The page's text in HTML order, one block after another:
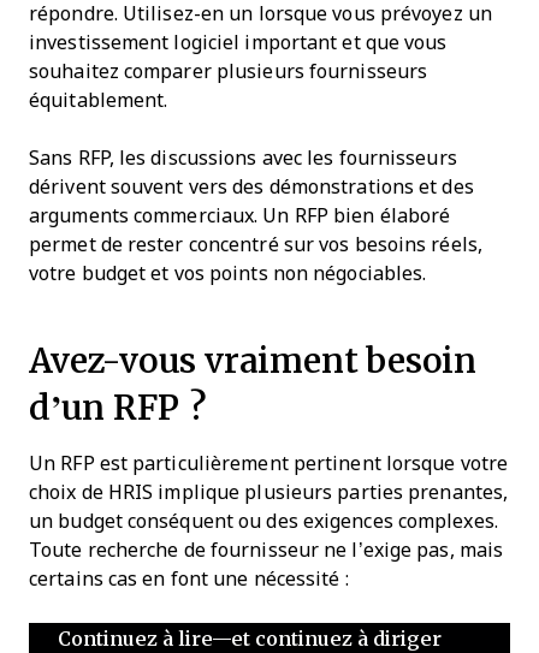
répondre. Utilisez-en un lorsque vous prévoyez un
investissement logiciel important et que vous
souhaitez comparer plusieurs fournisseurs
équitablement.
Sans RFP, les discussions avec les fournisseurs
dérivent souvent vers des démonstrations et des
arguments commerciaux. Un RFP bien élaboré
permet de rester concentré sur vos besoins réels,
votre budget et vos points non négociables.
Avez-vous vraiment besoin
d’un RFP ?
Un RFP est particulièrement pertinent lorsque votre
choix de HRIS implique plusieurs parties prenantes,
un budget conséquent ou des exigences complexes.
Toute recherche de fournisseur ne l’exige pas, mais
certains cas en font une nécessité :
Continuez à lire—et continuez à diriger